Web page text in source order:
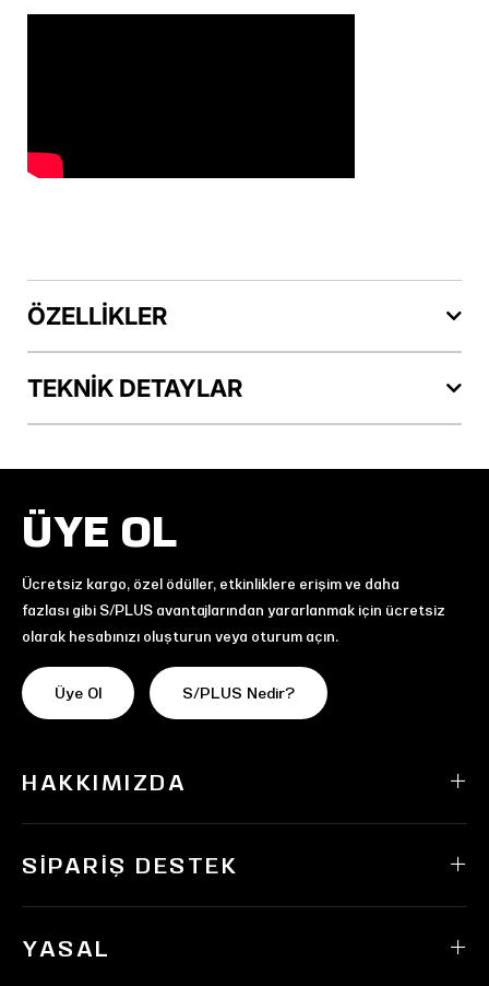
ÖZELLİKLER
TEKNİK DETAYLAR
ÜYE OL
Ücretsiz kargo, özel ödüller, etkinliklere erişim ve daha
fazlası gibi S/PLUS avantajlarından yararlanmak için ücretsiz
olarak hesabınızı oluşturun veya oturum açın.
Üye Ol S/PLUS Nedir?
HAKKIMIZDA
SIPARIŞ DESTEK
YASAL